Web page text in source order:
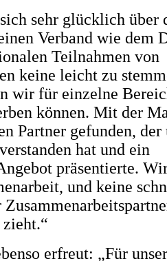
sehr glücklich über
Verband wie dem
Teilnahmen von
keine leicht zu
wir für einzelne
können. Mit der
Partner gefunden, der
hat und ein
präsentierte.
und keine
erfreut: „Für